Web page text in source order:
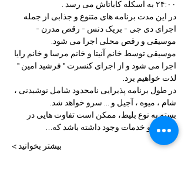
۲۴:۰۰ به اسکله کاباتاش می رسد .
در این مدت برنامه های متنوع و جذابی از جمله
اجرای دی جی - بریک دنس - رقص مدرن -
موسیقی و رقص محلی اجرا می شود.
موسیقی توسط خانم آنیتا و خانم مرسا و خانم رایا
اجرا می شود و از اجرای کنسرت " فرشید امین "
لذت خواهیم برد.
در طول برنامه پذیرایی نامحدود شامل نوشیدنی ،
شام ، میوه ، آجیل و ... سرو خواهد شد.
بسته به نوع بلیط، ممکن است تفاوت هایی در
پذیرش و خدمات وجود داشته باشد که…
بیشتر بخوانید >